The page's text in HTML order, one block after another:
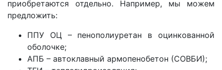
приобретаются отдельно. Например, мы можем
предложить:
ППУ ОЦ – пенополиуретан в оцинкованной
оболочке;
АПБ – автоклавный армопенобетон (СОВБИ);